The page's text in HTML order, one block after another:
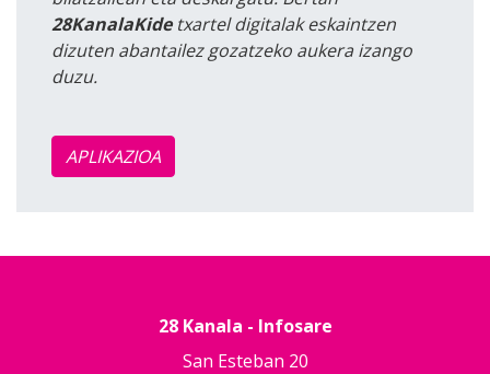
28KanalaKidetxartel digitalak eskaintzen
dizuten abantailez gozatzeko aukera izango
duzu.
APLIKAZIOA
28 Kanala - Infosare
San Esteban 20